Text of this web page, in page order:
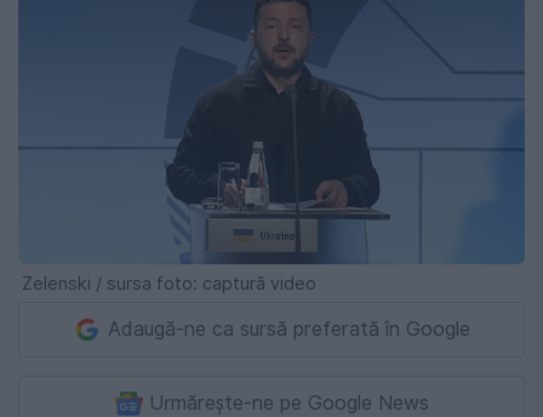
Zelenski / sursa foto: captură video
Adaugă-ne ca sursă preferată în Google
Urmărește-ne pe Google News